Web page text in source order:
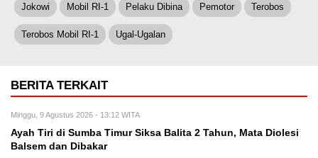
Jokowi Mobil RI-1 Pelaku Dibina Pemotor Terobos
Terobos Mobil RI-1 Ugal-Ugalan
BERITA TERKAIT
Minggu, 9 Agustus 2026 - 13:12 WITA
Ayah Tiri di Sumba Timur Siksa Balita 2 Tahun, Mata Diolesi
Balsem dan Dibakar